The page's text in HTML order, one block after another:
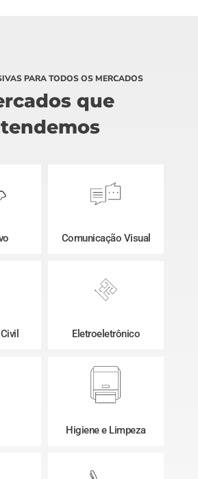
PARA TODOS OS MERCADOS
que
Comunicação Visual
Eletroeletrônico
Higiene e Limpeza